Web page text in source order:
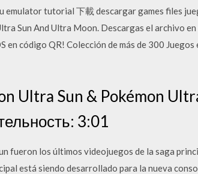
emulator tutorial 下載 descargar games files
Sun And Ultra Moon. Descargas el archivo
en código QR! Colección de más de 300
Ultra Sun & Pokémon
3:01
fueron los últimos videojuegos de la saga
está siendo desarrollado para la nueva